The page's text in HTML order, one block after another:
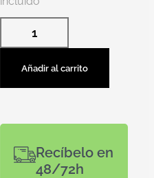
Añadir al carrito
Recíbelo en
48/72h